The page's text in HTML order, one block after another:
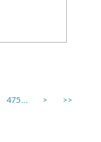
475... > >>